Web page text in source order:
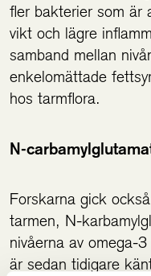
fler bakterier som är
vikt och lägre
samband mellan
enkelomättade
hos tarmflora.
N-
Forskarna gick
tarmen, N-
nivåerna av omega-
är sedan tidigare